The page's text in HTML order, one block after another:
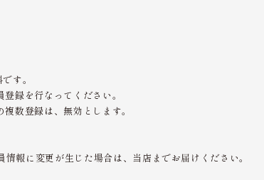
す。
録を行なってください。
数登録は、無効とします。
報に変更が生じた場合は、当店までお届けください。